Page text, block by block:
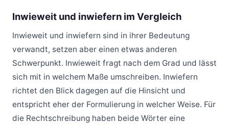
Inwieweit und inwiefern im Vergleich
Inwieweit und inwiefern sind in ihrer Bedeutung
verwandt, setzen aber einen etwas anderen
Schwerpunkt. Inwieweit fragt nach dem Grad und lässt
sich mit in welchem Maße umschreiben. Inwiefern
richtet den Blick dagegen auf die Hinsicht und
entspricht eher der Formulierung in welcher Weise. Für
die Rechtschreibung haben beide Wörter eine